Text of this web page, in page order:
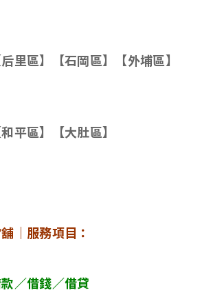
后里區】【石岡區】【外埔區】
平區】【大肚區】
｜服務項目：
款／借錢／借貸